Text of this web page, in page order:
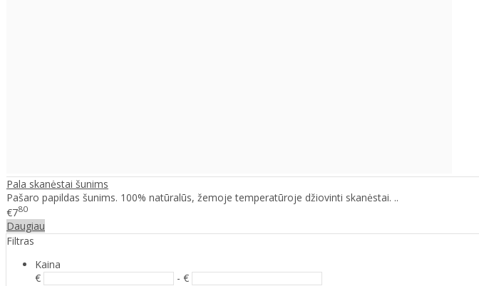
Pala skanėstai šunims
Pašaro papildas šunims. 100% natūralūs, žemoje temperatūroje džiovinti skanėstai. ..
€780
Daugiau
Filtras
Kaina
€
- €